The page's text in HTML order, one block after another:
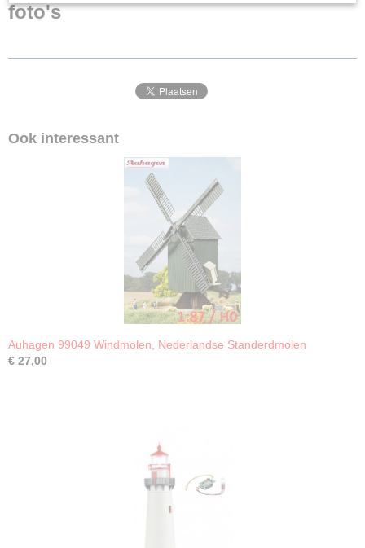
foto's
Ook interessant
Auhagen 99049 Windmolen, Nederlandse Standerdmolen
€ 27,00